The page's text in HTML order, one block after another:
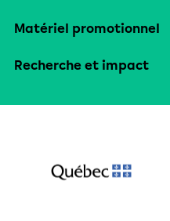
Matériel promotionnel
Recherche et impact